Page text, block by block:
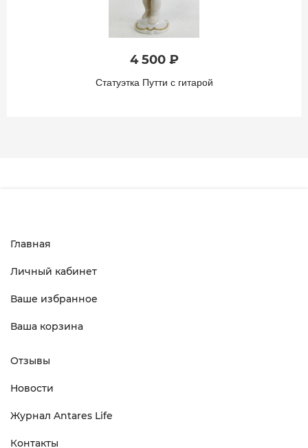
4 500 ₽
Статуэтка Путти с гитарой
Главная
Личный кабинет
Ваше избранное
Ваша корзина
Отзывы
Новости
Журнал Antares Life
Контакты